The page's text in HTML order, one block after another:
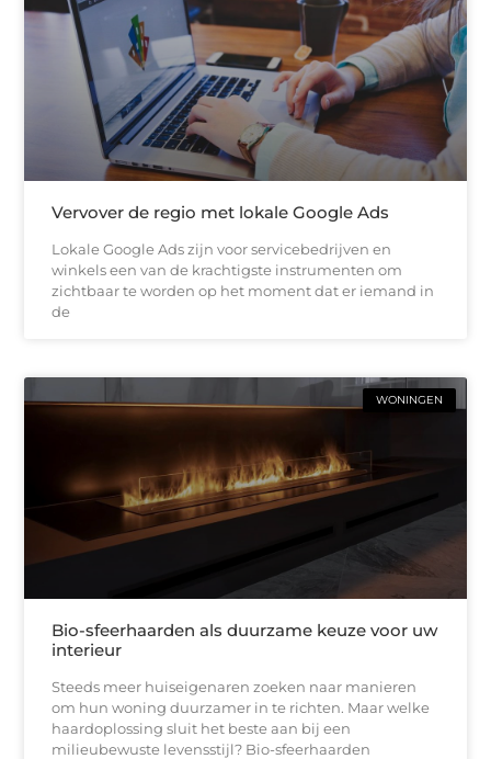
Vervover de regio met lokale Google Ads
Lokale Google Ads zijn voor servicebedrijven en
winkels een van de krachtigste instrumenten om
zichtbaar te worden op het moment dat er iemand in
de
WONINGEN
Bio-sfeerhaarden als duurzame keuze voor uw
interieur
Steeds meer huiseigenaren zoeken naar manieren
om hun woning duurzamer in te richten. Maar welke
haardoplossing sluit het beste aan bij een
milieubewuste levensstijl? Bio-sfeerhaarden